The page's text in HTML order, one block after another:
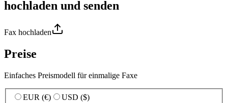
hochladen und senden
Fax hochladen
Preise
Einfaches Preismodell für einmalige Faxe
EUR (€)
USD ($)